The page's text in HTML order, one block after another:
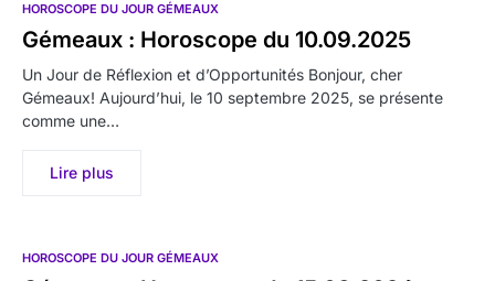
HOROSCOPE DU JOUR GÉMEAUX
Gémeaux : Horoscope du 10.09.2025
Un Jour de Réflexion et d’Opportunités Bonjour, cher
Gémeaux! Aujourd’hui, le 10 septembre 2025, se présente
comme une…
Lire plus
HOROSCOPE DU JOUR GÉMEAUX